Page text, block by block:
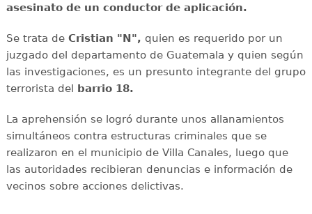
asesinato de un conductor de aplicación.
Se trata de Cristian "N", quien es requerido por un
juzgado del departamento de Guatemala y quien según
las investigaciones, es un presunto integrante del grupo
terrorista del barrio 18.
La aprehensión se logró durante unos allanamientos
simultáneos contra estructuras criminales que se
realizaron en el municipio de Villa Canales, luego que
las autoridades recibieran denuncias e información de
vecinos sobre acciones delictivas.